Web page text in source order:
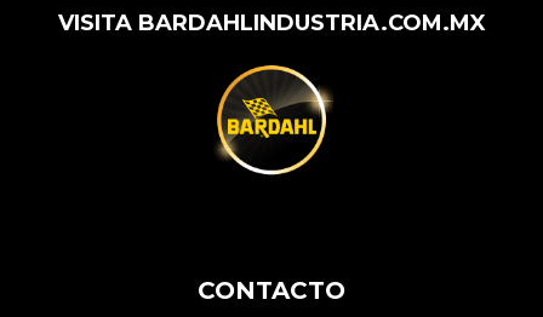
VISITA BARDAHLINDUSTRIA.COM.MX
CONTACTO